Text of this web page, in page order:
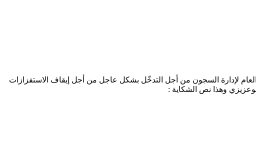
لإدارة السجون من أجل التدخّل بشكل عاجل من أجل إيقاف الاستفزازات
وهذا نص الشكاية :